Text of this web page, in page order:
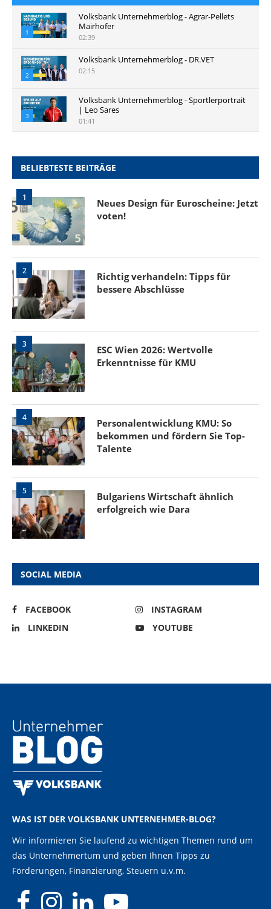
1
Volksbank Unternehmerblog - Agrar-Pellets
Mairhofer
02:39
2
Volksbank Unternehmerblog - DR.VET
02:15
3
Volksbank Unternehmerblog - Sportlerportrait
| Leo Sares
01:41
BELIEBTESTE BEITRÄGE
1
Neues Design für Euroscheine: Jetzt
voten!
2
Richtig verhandeln: Tipps für
bessere Abschlüsse
3
ESC Wien 2026: Wertvolle
Erkenntnisse für KMU
4
Personalentwicklung KMU: So
bekommen und fördern Sie Top-
Talente
5
Bulgariens Wirtschaft ähnlich
erfolgreich wie Dara
SOCIAL MEDIA
FACEBOOK
INSTAGRAM
LINKEDIN
YOUTUBE
WAS IST DER VOLKSBANK UNTERNEHMER-BLOG?
Wir informieren Sie laufend zu wichtigen Themen rund um
das Unternehmertum und geben Ihnen Tipps zu
Förderungen, Finanzierung, Steuern u.v.m.